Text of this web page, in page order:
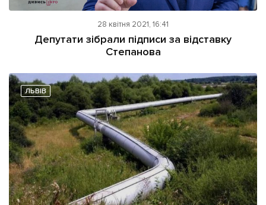
28 квітня 2021, 16:41
Депутати зібрали підписи за відставку
Степанова
ЛЬВІВ